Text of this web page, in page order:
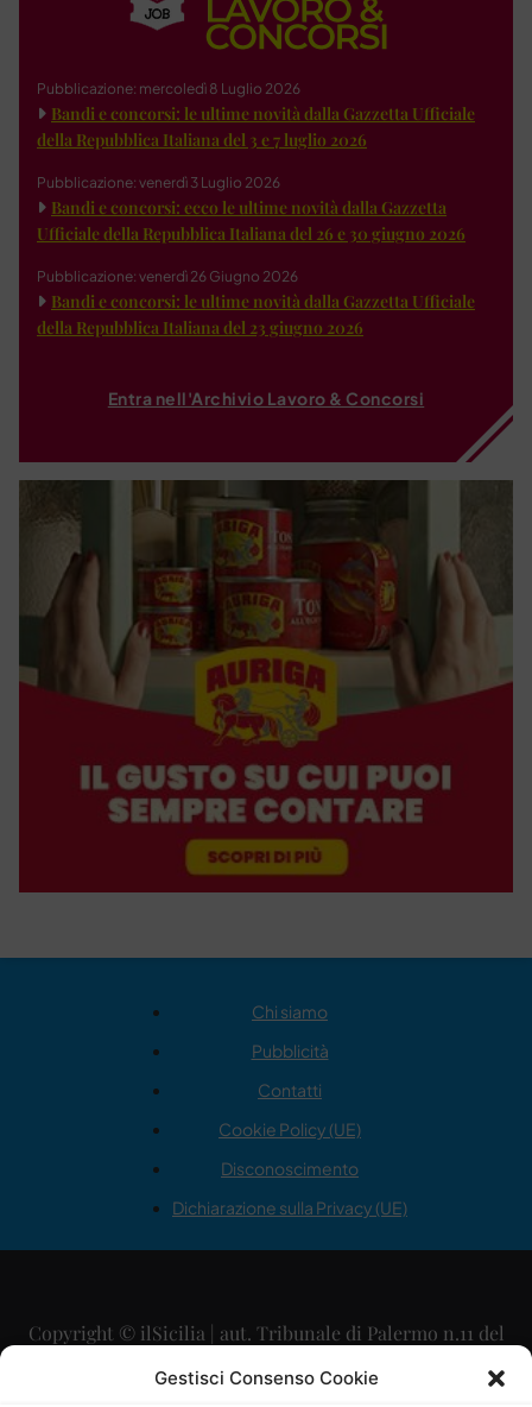
Gestisci Consenso Cookie
Pubblicazione: mercoledì 8 Luglio 2026
Bandi e concorsi: le ultime novità dalla Gazzetta Ufficiale
della Repubblica Italiana del 3 e 7 luglio 2026
Pubblicazione: venerdì 3 Luglio 2026
Bandi e concorsi: ecco le ultime novità dalla Gazzetta
Ufficiale della Repubblica Italiana del 26 e 30 giugno 2026
Pubblicazione: venerdì 26 Giugno 2026
Bandi e concorsi: le ultime novità dalla Gazzetta Ufficiale
della Repubblica Italiana del 23 giugno 2026
Entra nell'Archivio Lavoro & Concorsi
Chi siamo
Pubblicità
Contatti
Cookie Policy (UE)
Disconoscimento
Dichiarazione sulla Privacy (UE)
Copyright © ilSicilia | aut. Tribunale di Palermo n.11 del
29/09/2015